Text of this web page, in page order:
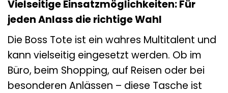
Vielseitige Einsatzmöglichkeiten: Für
jeden Anlass die richtige Wahl
Die Boss Tote ist ein wahres Multitalent und
kann vielseitig eingesetzt werden. Ob im
Büro, beim Shopping, auf Reisen oder bei
besonderen Anlässen – diese Tasche ist